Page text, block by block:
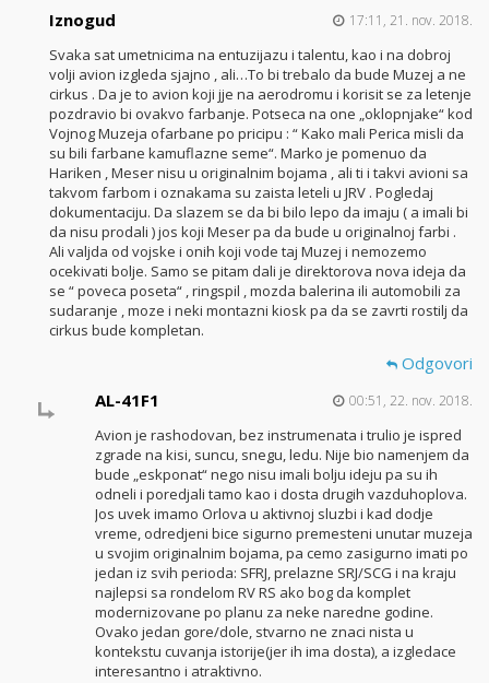
Iznogud 17:11, 21. nov. 2018.
Svaka sat umetnicima na entuzijazu i talentu, kao i na dobroj
volji avion izgleda sjajno , ali…To bi trebalo da bude Muzej a ne
cirkus . Da je to avion koji jje na aerodromu i korisit se za letenje
pozdravio bi ovakvo farbanje. Potseca na one „oklopnjake“ kod
Vojnog Muzeja ofarbane po pricipu : “ Kako mali Perica misli da
su bili farbane kamuflazne seme“. Marko je pomenuo da
Hariken , Meser nisu u originalnim bojama , ali ti i takvi avioni sa
takvom farbom i oznakama su zaista leteli u JRV . Pogledaj
dokumentaciju. Da slazem se da bi bilo lepo da imaju ( a imali bi
da nisu prodali ) jos koji Meser pa da bude u originalnoj farbi .
Ali valjda od vojske i onih koji vode taj Muzej i nemozemo
ocekivati bolje. Samo se pitam dali je direktorova nova ideja da
se “ poveca poseta“ , ringspil , mozda balerina ili automobili za
sudaranje , moze i neki montazni kiosk pa da se zavrti rostilj da
cirkus bude kompletan.
Odgovori
AL-41F1
00:51, 22. nov. 2018.
Avion je rashodovan, bez instrumenata i trulio je ispred
zgrade na kisi, suncu, snegu, ledu. Nije bio namenjem da
bude „eskponat“ nego nisu imali bolju ideju pa su ih
odneli i poredjali tamo kao i dosta drugih vazduhoplova.
Jos uvek imamo Orlova u aktivnoj sluzbi i kad dodje
vreme, odredjeni bice sigurno premesteni unutar muzeja
u svojim originalnim bojama, pa cemo zasigurno imati po
jedan iz svih perioda: SFRJ, prelazne SRJ/SCG i na kraju
najlepsi sa rondelom RV RS ako bog da komplet
modernizovane po planu za neke naredne godine.
Ovako jedan gore/dole, stvarno ne znaci nista u
kontekstu cuvanja istorije(jer ih ima dosta), a izgledace
interesantno i atraktivno.